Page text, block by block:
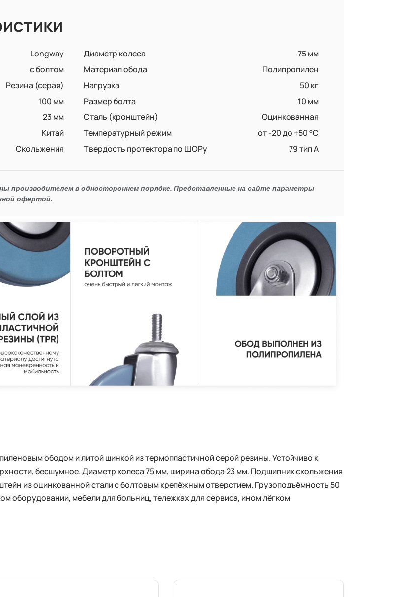
Longway Диаметр колеса
75 мм
с болтом Материал обода
Полипропилен
Резина (серая) Нагрузка
50 кг
100 мм Размер болта
10 мм
23 мм Сталь (кронштейн)
Оцинкованная
Китай Температурный режим
от -20 до +50 °С
Скольжения Твердость протектора по ШОРу 79 тип А
производителем в одностороннем порядке. Представленные на сайте параметры
офертой.
ободом и литой шинкой из термопластичной серой резины. Устойчиво к
бесшумное. Диаметр колеса 75 мм, ширина обода 23 мм. Подшипник скольжения
из оцинкованной стали с болтовым крепёжным отверстием. Грузоподъёмность 50
оборудовании, мебели для больниц, тележках для сервиса, ином лёгком